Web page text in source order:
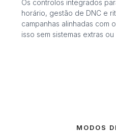
Os controlos integrados
horário, gestão de DNC e
campanhas alinhadas com
isso sem sistemas extras
MODOS